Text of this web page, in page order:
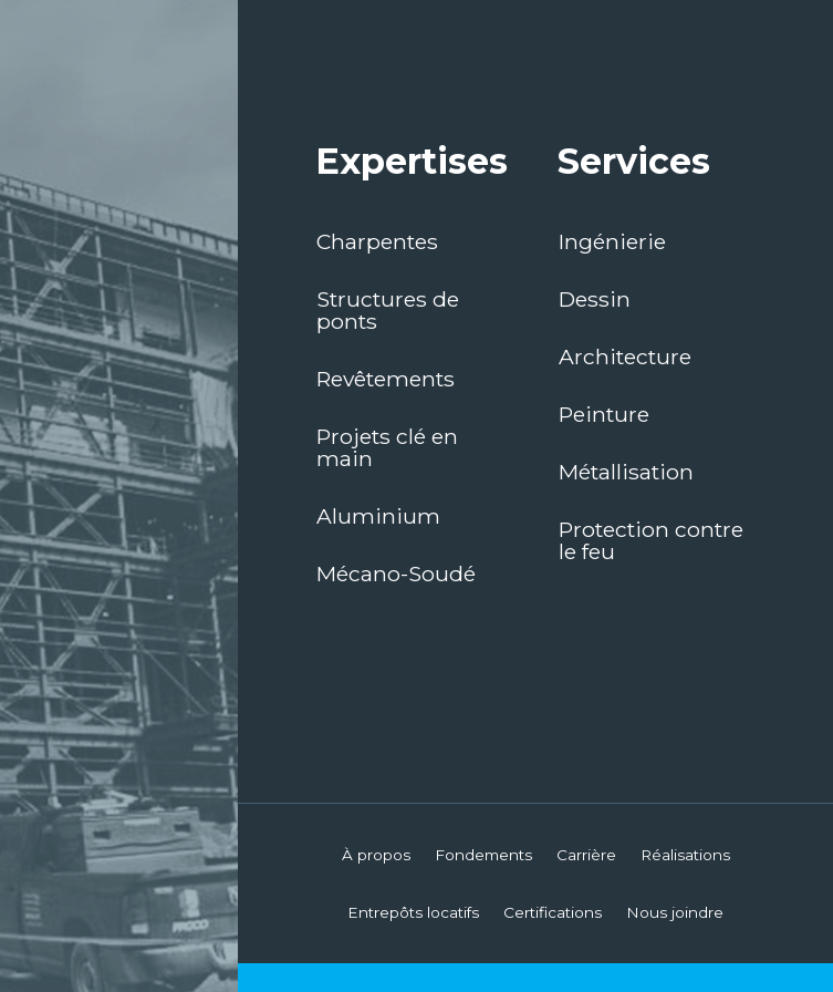
Expertises
Charpentes
Structures de
ponts
Revêtements
Projets clé en
main
Aluminium
Mécano-Soudé
Services
Ingénierie
Dessin
Architecture
Peinture
Métallisation
Protection contre
le feu
À propos Fondements Carrière Réalisations
Entrepôts locatifs Certifications Nous joindre